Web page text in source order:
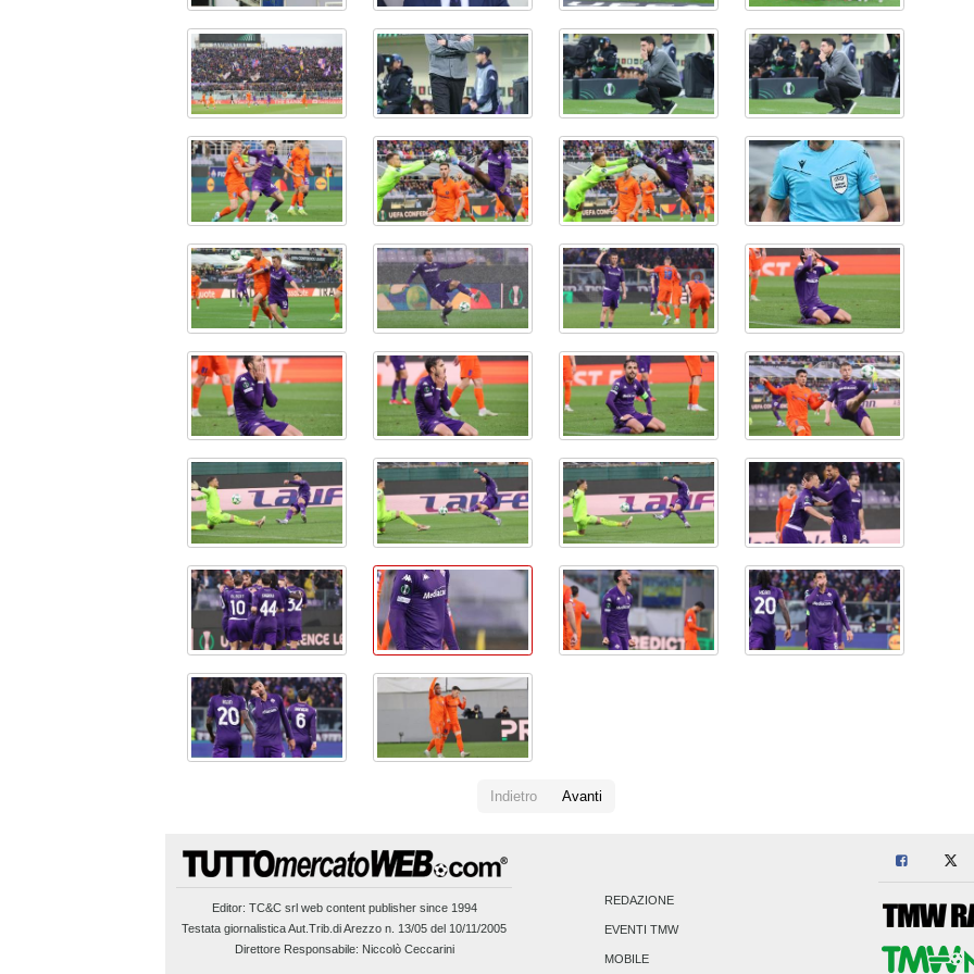
Indietro Avanti
Editor: TC&C srlweb content publisher since 1994
Testata giornalistica Aut.Trib.di Arezzo n. 13/05 del 10/11/2005
Direttore Responsabile: Niccolò Ceccarini
REDAZIONE
EVENTI TMW
MOBILE